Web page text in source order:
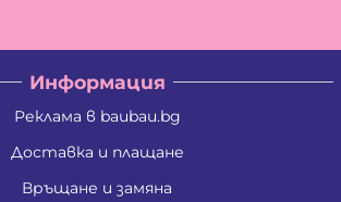
Информация
Реклама в baubau.bg
Доставка и плащане
Връщане и замяна